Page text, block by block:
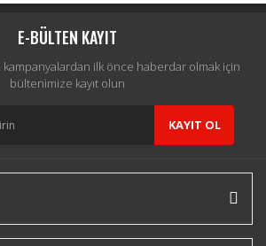
E-BÜLTEN KAYIT
kampanyalardan ilk önce haberdar olmak için
bültenimize kayıt olun
KAYIT OL